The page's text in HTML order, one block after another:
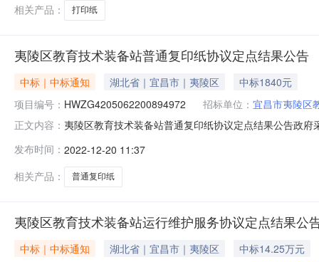
相关产品：
打印纸
夷陵区教育技术装备站普通复印纸协议定点结果公告
中标｜中标通知 湖北省｜宜昌市｜夷陵区
中标1840元
项目编号： HWZG4205062200894972 招标单位： 宜昌市夷陵区
正文内容： 夷陵区教育技术装备站普通复印纸协议定点结果公告政
直购成交内容：序号商品名称品目品牌规格型号数量商
发布时间： 2022-12-20 11:37
相关产品：
普通复印纸
夷陵区教育技术装备站运行维护服务协议定点结果公
中标｜中标通知 湖北省｜宜昌市｜夷陵区
中标14.25万元